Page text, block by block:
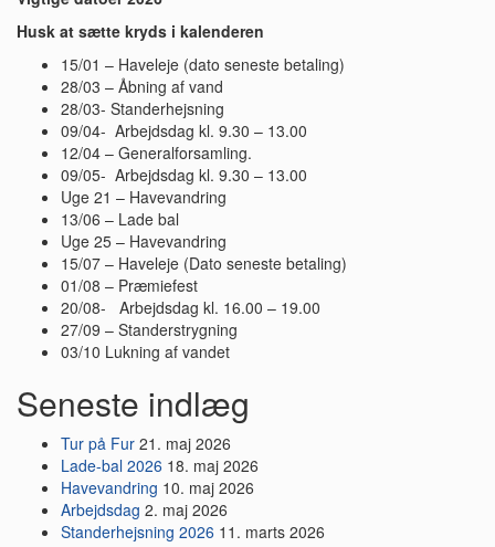
Husk at sætte kryds i kalenderen
15/01 – Haveleje (dato seneste betaling)
28/03 – Åbning af vand
28/03- Standerhejsning
09/04- Arbejdsdag kl. 9.30 – 13.00
12/04 – Generalforsamling.
09/05- Arbejdsdag kl. 9.30 – 13.00
Uge 21 – Havevandring
13/06 – Lade bal
Uge 25 – Havevandring
15/07 – Haveleje (Dato seneste betaling)
01/08 – Præmiefest
20/08- Arbejdsdag kl. 16.00 – 19.00
27/09 – Standerstrygning
03/10 Lukning af vandet
Seneste indlæg
Tur på Fur 21. maj 2026
Lade-bal 2026 18. maj 2026
Havevandring 10. maj 2026
Arbejdsdag 2. maj 2026
Standerhejsning 2026 11. marts 2026